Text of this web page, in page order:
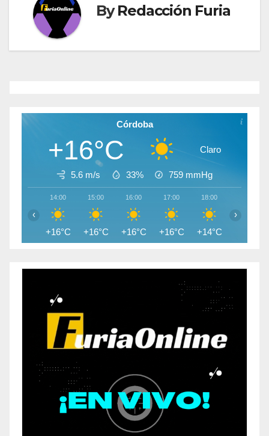
ByRedacción Furia
Córdoba
+16°C Claro
5.6 m/s 33% 759 mmHg
14:00
+16°C
15:00
+16°C
16:00
+16°C
17:00
+16°C
18:00
+14°C
‹ ›